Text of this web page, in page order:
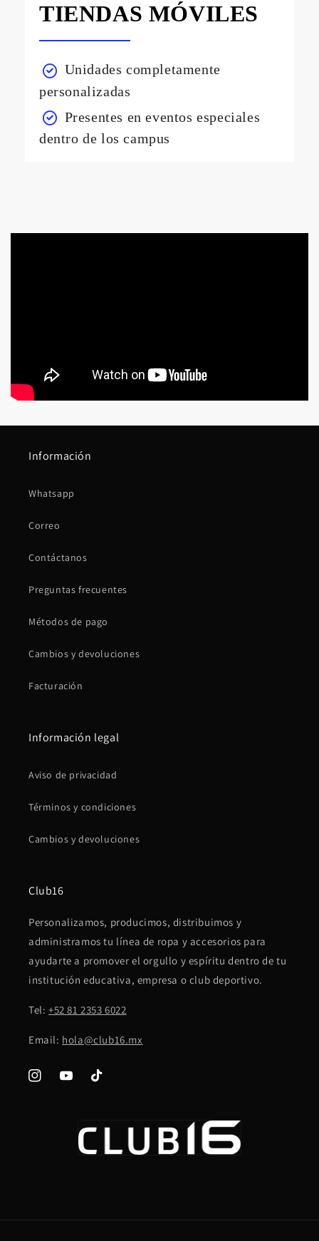
TIENDAS MÓVILES
Unidades completamente
personalizadas
Presentes en eventos especiales
dentro de los campus
Información
Whatsapp
Correo
Contáctanos
Preguntas frecuentes
Métodos de pago
Cambios y devoluciones
Facturación
Información legal
Aviso de privacidad
Términos y condiciones
Cambios y devoluciones
Club16
Personalizamos, producimos, distribuimos y
administramos tu línea de ropa y accesorios para
ayudarte a promover el orgullo y espíritu dentro de tu
institución educativa, empresa o club deportivo.
Tel: +52 81 2353 6022
Email: hola@club16.mx
InstagramYouTubeTikTok